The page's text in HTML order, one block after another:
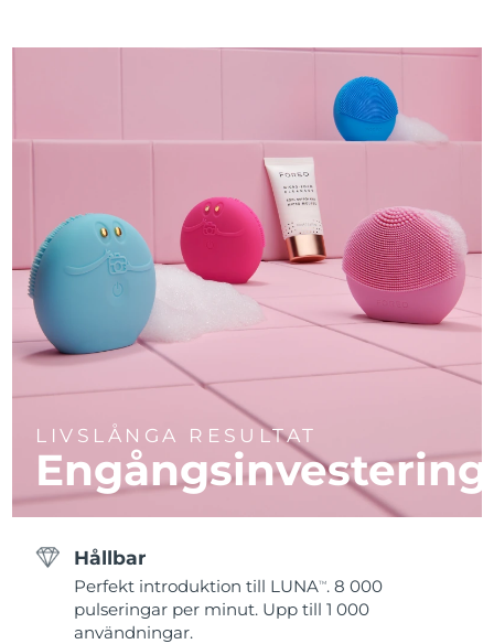
LIVSLÅNGA RESULTAT
Engångsinvestering
Hållbar
Perfekt introduktion till LUNATM . 8 000
pulseringar per minut. Upp till 1 000
användningar.